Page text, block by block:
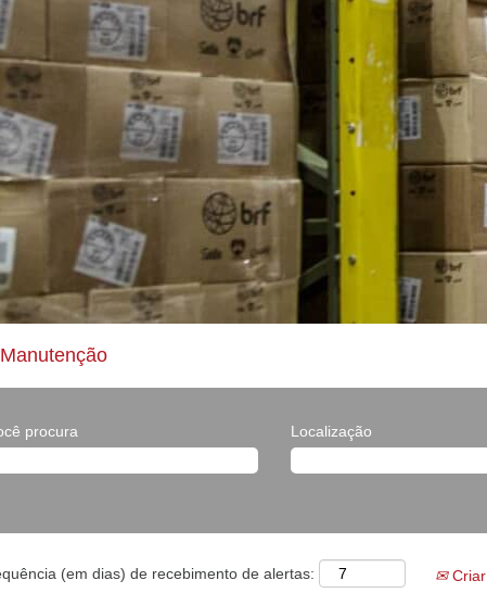
procura Localização
(em dias) de recebimento de alertas: Criar